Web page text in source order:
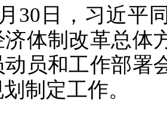
30日，习近平
济体制改革总体
员和工作部署
制定工作。